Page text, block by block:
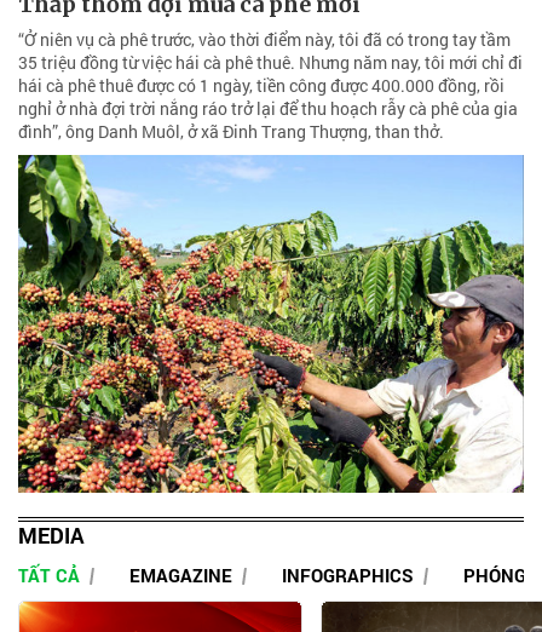
“Ở niên vụ cà phê trước, vào thời điểm này, tôi đã có trong tay tầm
35 triệu đồng từ việc hái cà phê thuê. Nhưng năm nay, tôi mới chỉ đi
hái cà phê thuê được có 1 ngày, tiền công được 400.000 đồng, rồi
nghỉ ở nhà đợi trời nắng ráo trở lại để thu hoạch rẫy cà phê của gia
đình”, ông Danh Muôl, ở xã Đinh Trang Thượng, than thở.
MEDIA
TẤT CẢ EMAGAZINE INFOGRAPHICS PHÓNG